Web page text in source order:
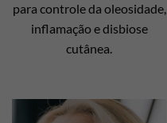
para controle da oleosidade,
inflamação e disbiose
cutânea.